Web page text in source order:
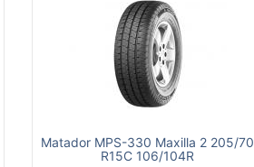
Matador MPS-330 Maxilla 2 205/70
R15C 106/104R